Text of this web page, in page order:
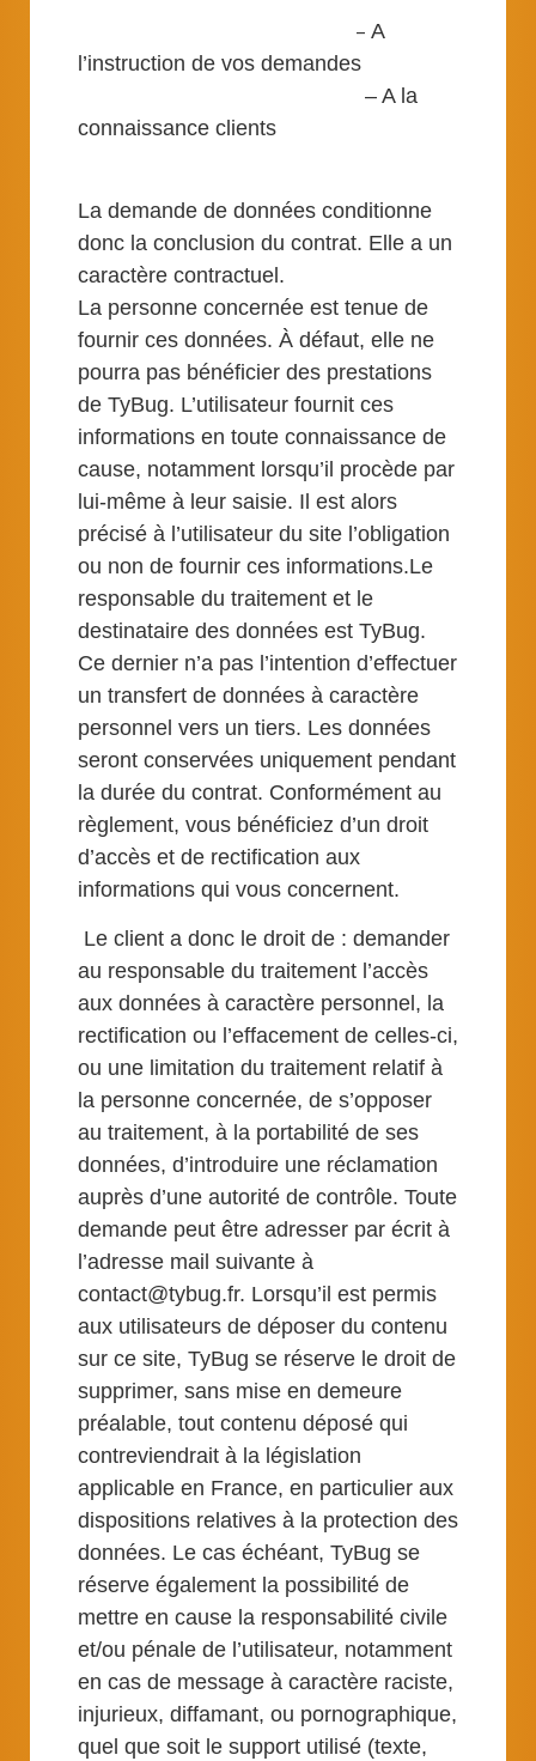
– A
l’instruction de vos demandes
– A la
connaissance clients
La demande de données conditionne
donc la conclusion du contrat. Elle a un
caractère contractuel.
La personne concernée est tenue de
fournir ces données. À défaut, elle ne
pourra pas bénéficier des prestations
de TyBug. L’utilisateur fournit ces
informations en toute connaissance de
cause, notamment lorsqu’il procède par
lui-même à leur saisie. Il est alors
précisé à l’utilisateur du site l’obligation
ou non de fournir ces informations.Le
responsable du traitement et le
destinataire des données est TyBug.
Ce dernier n’a pas l’intention d’effectuer
un transfert de données à caractère
personnel vers un tiers. Les données
seront conservées uniquement pendant
la durée du contrat. Conformément au
règlement, vous bénéficiez d’un droit
d’accès et de rectification aux
informations qui vous concernent.
Le client a donc le droit de : demander
au responsable du traitement l’accès
aux données à caractère personnel, la
rectification ou l’effacement de celles-ci,
ou une limitation du traitement relatif à
la personne concernée, de s’opposer
au traitement, à la portabilité de ses
données, d’introduire une réclamation
auprès d’une autorité de contrôle. Toute
demande peut être adresser par écrit à
l’adresse mail suivante à
contact@tybug.fr. Lorsqu’il est permis
aux utilisateurs de déposer du contenu
sur ce site, TyBug se réserve le droit de
supprimer, sans mise en demeure
préalable, tout contenu déposé qui
contreviendrait à la législation
applicable en France, en particulier aux
dispositions relatives à la protection des
données. Le cas échéant, TyBug se
réserve également la possibilité de
mettre en cause la responsabilité civile
et/ou pénale de l’utilisateur, notamment
en cas de message à caractère raciste,
injurieux, diffamant, ou pornographique,
quel que soit le support utilisé (texte,